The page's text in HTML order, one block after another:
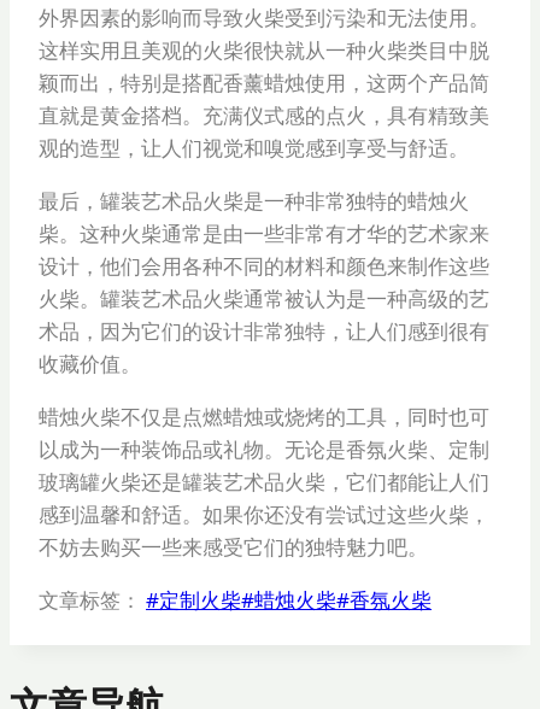
外界因素的影响而导致火柴受到污染和无法使用。
这样实用且美观的火柴很快就从一种火柴类目中脱
颖而出，特别是搭配香薰蜡烛使用，这两个产品简
直就是黄金搭档。充满仪式感的点火，具有精致美
观的造型，让人们视觉和嗅觉感到享受与舒适。
最后，罐装艺术品火柴是一种非常独特的蜡烛火
柴。这种火柴通常是由一些非常有才华的艺术家来
设计，他们会用各种不同的材料和颜色来制作这些
火柴。罐装艺术品火柴通常被认为是一种高级的艺
术品，因为它们的设计非常独特，让人们感到很有
收藏价值。
蜡烛火柴不仅是点燃蜡烛或烧烤的工具，同时也可
以成为一种装饰品或礼物。无论是香氛火柴、定制
玻璃罐火柴还是罐装艺术品火柴，它们都能让人们
感到温馨和舒适。如果你还没有尝试过这些火柴，
不妨去购买一些来感受它们的独特魅力吧。
文章标签： #定制火柴#蜡烛火柴#香氛火柴